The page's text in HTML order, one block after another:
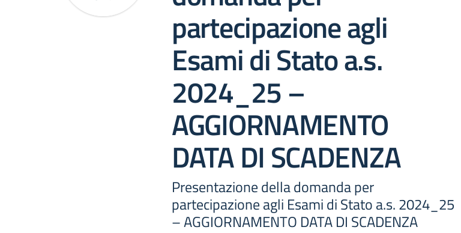
partecipazione agli
Esami di Stato a.s.
2024_25 –
AGGIORNAMENTO
DATA DI SCADENZA
Presentazione della domanda per
partecipazione agli Esami di Stato a.s. 2024_25
– AGGIORNAMENTO DATA DI SCADENZA